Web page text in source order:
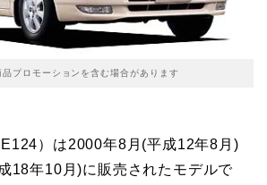
品プロモーションを含む場合があります
）は2000年8月(平成12年8月)
18年10月)に販売されたモデルで